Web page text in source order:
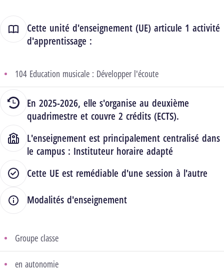
Cette unité d'enseignement (UE) articule 1 activité
d'apprentissage :
104 Education musicale : Développer l'écoute
En 2025-2026, elle s'organise au deuxième
quadrimestre et couvre 2 crédits (ECTS).
L'enseignement est principalement centralisé dans
le campus : Instituteur horaire adapté
Cette UE est remédiable d'une session à l'autre
Modalités d'enseignement
Groupe classe
en autonomie